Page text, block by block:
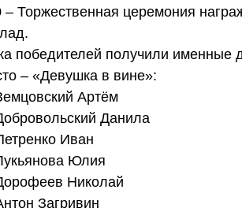
– Торжественная церемония
победителей получили именные
– «Девушка в вине»:
Артём
Данила
Иван
Юлия
Николай
Загривин